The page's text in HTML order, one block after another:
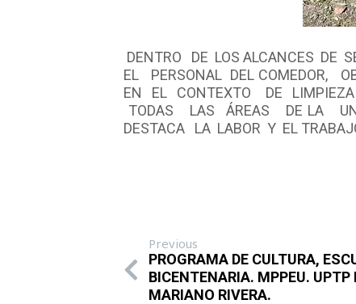
DENTRO DE LOS ALCANCES DE
EL PERSONAL DEL COMEDOR,
EN EL CONTEXTO DE
TODAS LAS ÁREAS DE LA
DESTACA LA LABOR Y EL
Previous
PROGRAMA DE CULTURA,
BICENTENARIA. MPPEU. UPTP
MARIANO RIVERA.